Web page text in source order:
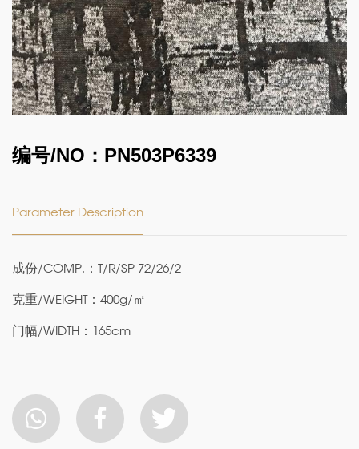
编号/NO：PN503P6339
Parameter Description
成份/COMP.：T/R/SP 72/26/2
克重/WEIGHT：400g/㎡
门幅/WIDTH：165cm